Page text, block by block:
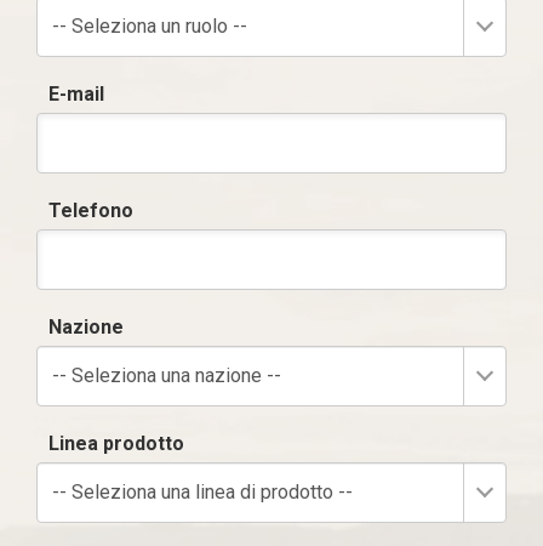
-- Seleziona un ruolo --
E-mail
Telefono
Nazione
-- Seleziona una nazione --
Linea prodotto
-- Seleziona una linea di prodotto --